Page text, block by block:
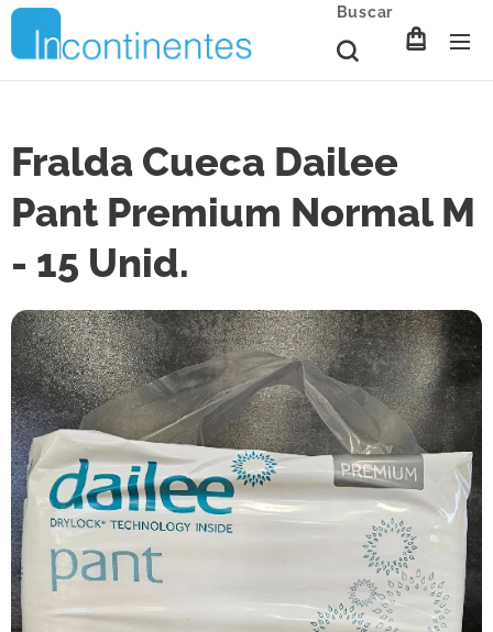
Buscar
Fralda Cueca Dailee
Pant Premium Normal M
- 15 Unid.